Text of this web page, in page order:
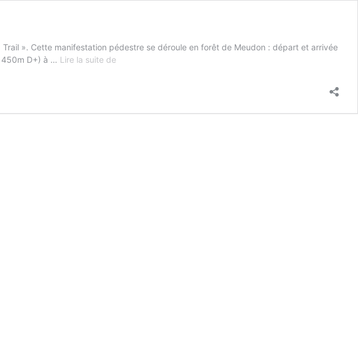
». Cette manifestation pédestre se déroule en forêt de Meudon : départ et arrivée
450m D+) à … Lire la suite de